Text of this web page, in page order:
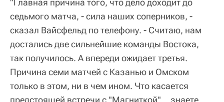
"Главная причина того, что дело доходит до
седьмого матча, - сила наших соперников, -
сказал Вайсфельд по телефону. - Считаю, нам
достались две сильнейшие команды Востока,
так получилось. А впереди ожидает третья.
Причина семи матчей с Казанью и Омском
только в этом, ни в чем ином. Что касается
предстоящей встречи с "Магниткой"… знаете,